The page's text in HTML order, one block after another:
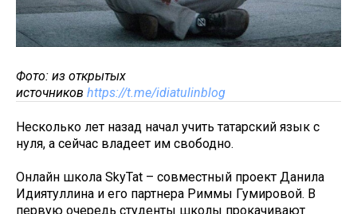
Фото: из открытых
источников https://t.me/idiatulinblog
Несколько лет назад начал учить татарский язык с
нуля, а сейчас владеет им свободно.
Онлайн школа SkyTat – совместный проект Данила
Идиятуллина и его партнера Риммы Гумировой. В
первую очередь студенты школы прокачивают